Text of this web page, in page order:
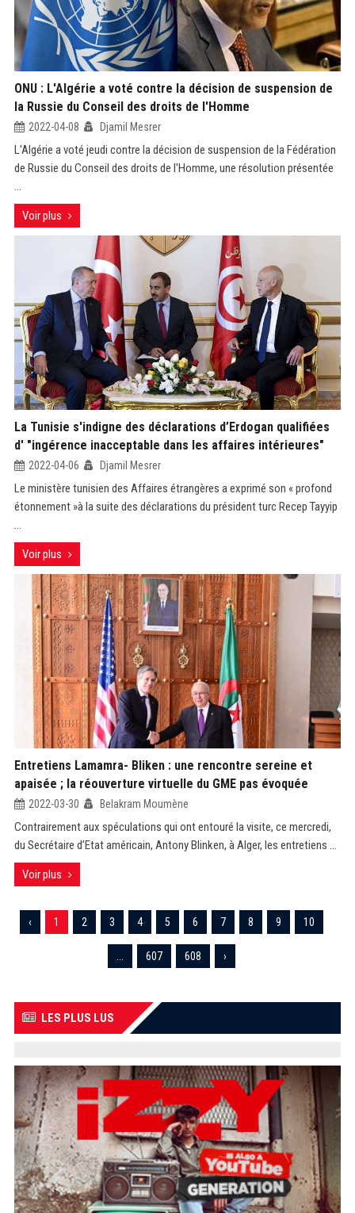
ONU : L'Algérie a voté contre la décision de suspension de
la Russie du Conseil des droits de l'Homme
2022-04-08 Djamil Mesrer
L'Algérie a voté jeudi contre la décision de suspension de la Fédération
de Russie du Conseil des droits de l'Homme, une résolution présentée
...
Voir plus
La Tunisie s'indigne des déclarations d’Erdogan qualifiées
d' "ingérence inacceptable dans les affaires intérieures"
2022-04-06 Djamil Mesrer
Le ministère tunisien des Affaires étrangères a exprimé son « profond
étonnement »à la suite des déclarations du président turc Recep Tayyip
...
Voir plus
Entretiens Lamamra- Bliken : une rencontre sereine et
apaisée ; la réouverture virtuelle du GME pas évoquée
2022-03-30 Belakram Moumène
Contrairement aux spéculations qui ont entouré la visite, ce mercredi,
du Secrétaire d’Etat américain, Antony Blinken, à Alger, les entretiens ...
Voir plus
‹ 1 2 3 4 5 6 7 8 9 10
607 608 ›
LES PLUS LUS